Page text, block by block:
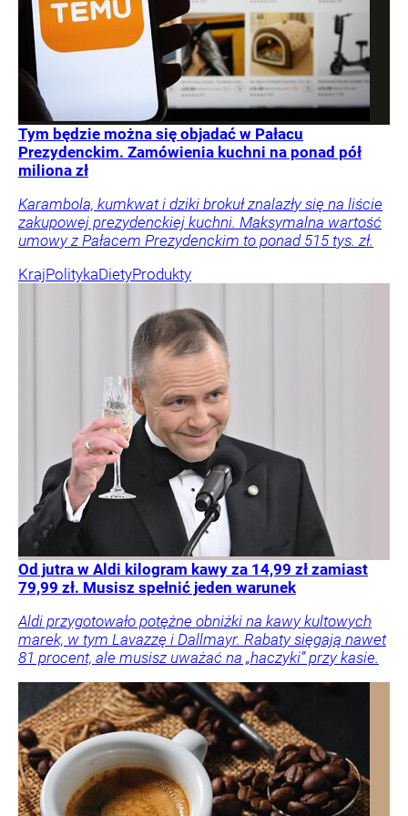
Tym będzie można się objadać w Pałacu
Prezydenckim. Zamówienia kuchni na ponad pół
miliona zł
Karambola, kumkwat i dziki brokuł znalazły się na liście
zakupowej prezydenckiej kuchni. Maksymalna wartość
umowy z Pałacem Prezydenckim to ponad 515 tys. zł.
KrajPolitykaDietyProdukty
Od jutra w Aldi kilogram kawy za 14,99 zł zamiast
79,99 zł. Musisz spełnić jeden warunek
Aldi przygotowało potężne obniżki na kawy kultowych
marek, w tym Lavazzę i Dallmayr. Rabaty sięgają nawet
81 procent, ale musisz uważać na „haczyki” przy kasie.